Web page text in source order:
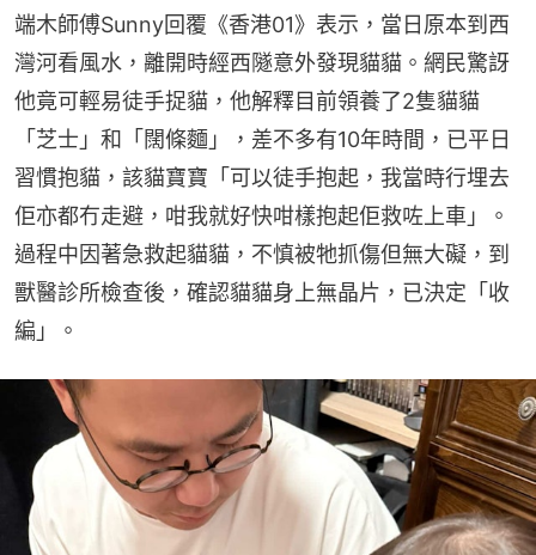
端木師傅Sunny回覆《香港01》表示，當日原本到西
灣河看風水，離開時經西隧意外發現貓貓。網民驚訝
他竟可輕易徒手捉貓，他解釋目前領養了2隻貓貓
「芝士」和「闊條麵」，差不多有10年時間，已平日
習慣抱貓，該貓寶寶「可以徒手抱起，我當時行埋去
佢亦都冇走避，咁我就好快咁樣抱起佢救咗上車」。
過程中因著急救起貓貓，不慎被牠抓傷但無大礙，到
獸醫診所檢查後，確認貓貓身上無晶片，已決定「收
編」。